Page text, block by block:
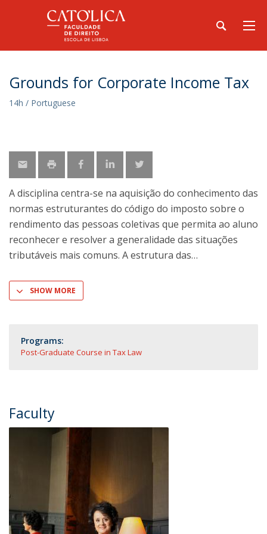
Grounds for Corporate Income Tax
14h / Portuguese
A disciplina centra-se na aquisição do conhecimento das
normas estruturantes do código do imposto sobre o
rendimento das pessoas coletivas que permita ao aluno
reconhecer e resolver a generalidade das situações
tributáveis mais comuns. A estrutura das
SHOW MORE
Programs:
Post-Graduate Course in Tax Law
Faculty